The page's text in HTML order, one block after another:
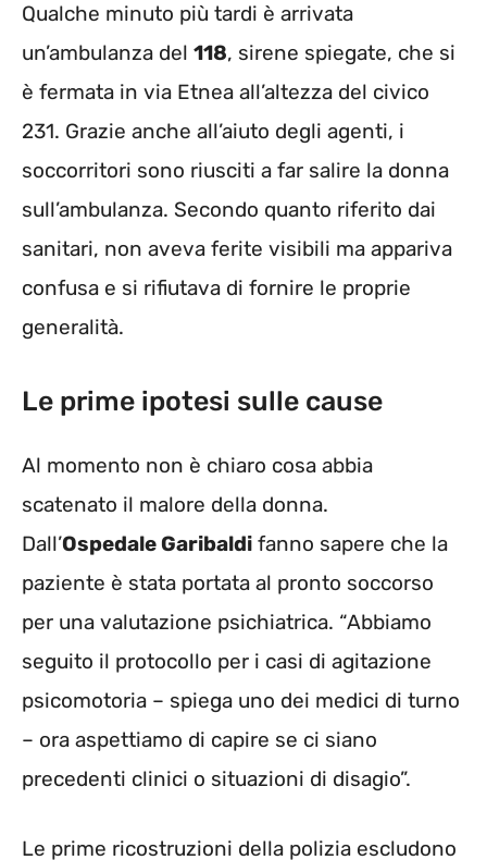
Qualche minuto più tardi è arrivata
un’ambulanza del 118, sirene spiegate, che si
è fermata in via Etnea all’altezza del civico
231. Grazie anche all’aiuto degli agenti, i
soccorritori sono riusciti a far salire la donna
sull’ambulanza. Secondo quanto riferito dai
sanitari, non aveva ferite visibili ma appariva
confusa e si rifiutava di fornire le proprie
generalità.
Le prime ipotesi sulle cause
Al momento non è chiaro cosa abbia
scatenato il malore della donna.
Dall’Ospedale Garibaldi fanno sapere che la
paziente è stata portata al pronto soccorso
per una valutazione psichiatrica. “Abbiamo
seguito il protocollo per i casi di agitazione
psicomotoria – spiega uno dei medici di turno
– ora aspettiamo di capire se ci siano
precedenti clinici o situazioni di disagio”.
Le prime ricostruzioni della polizia escludono